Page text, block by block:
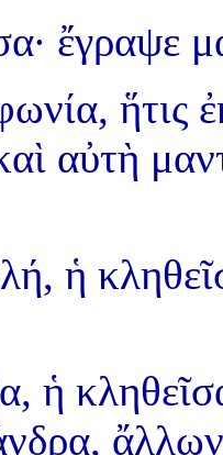
ἔγραψε
ἥτις
αὐτὴ
ἡ
ἡ